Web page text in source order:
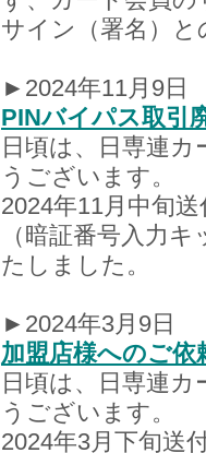
サイン（署名）
►2024年11月9日
PINバイパス取引
日頃は、日専連
うございます。
2024年11月中旬
（暗証番号入力
たしました。
►2024年3月9日
加盟店様へのご依
日頃は、日専連
うございます。
2024年3月下旬送